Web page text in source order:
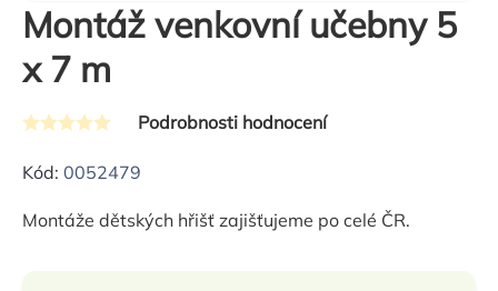
Montáž venkovní učebny 5
x 7 m
Průměrné
hodnocení
je
Podrobnosti hodnocení
Kód: 0052479
Montáže dětských hřišť zajišťujeme po celé ČR.